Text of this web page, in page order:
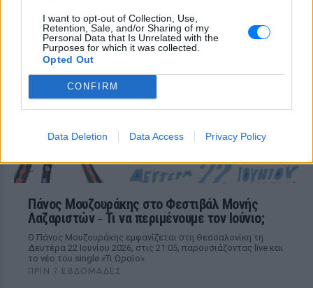
I want to opt-out of Collection, Use,
Retention, Sale, and/or Sharing of my
Personal Data that Is Unrelated with the
Purposes for which it was collected.
Opted Out
CONFIRM
Data Deletion Data Access Privacy Policy
ΠΡΙΝ 7 ΕΒΔΟΜΆΔΕΣ
Ο καλλιτέχνης που έγινε viral με το
Πάνος Μουζουράκης στο Φεστιβάλ Μονής
Λαζαριστών ‑ Τι να περιμένουμε τον Ιούνιο;
Ο Πάνος Μουζουράκης εμφανίζεται στη Θεσσαλονίκη τη
Δευτέρα 22 Ιουνίου 2026, στις 21:05, παρουσιάζοντας live και
το νέο του single «Τι Ωραίο».
ΠΡΙΝ 7 ΕΒΔΟΜΆΔΕΣ